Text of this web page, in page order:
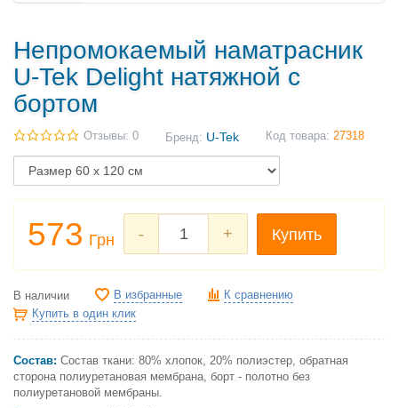
Непромокаемый наматрасник
U-Tek Delight натяжной с
бортом
Отзывы: 0 Бренд: U-Tek Код товара: 27318
573 Грн - + Купить
В наличии В избранные
К сравнению
Купить в один клик
Состав: Состав ткани: 80% хлопок, 20% полиэстер, обратная
сторона полиуретановая мембрана, борт - полотно без
полиуретановой мембраны.